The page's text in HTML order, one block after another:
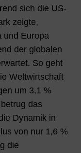
sich die US-
zeigte,
und Europa
der globalen
So geht
Weltwirtschaft
um 3,1 %
das
Dynamik in
von nur 1,6 %
die